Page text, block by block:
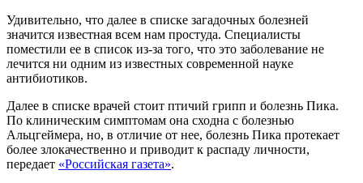
Удивительно, что далее в списке загадочных болезней
значится известная всем нам простуда. Специалисты
поместили ее в список из-за того, что это заболевание не
лечится ни одним из известных современной науке
антибиотиков.
Далее в списке врачей стоит птичий грипп и болезнь Пика.
По клиническим симптомам она сходна с болезнью
Альцгеймера, но, в отличие от нее, болезнь Пика протекает
более злокачественно и приводит к распаду личности,
передает «Российская газета».